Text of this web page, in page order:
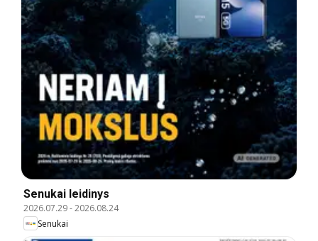
Senukai leidinys
2026.07.29-2026.08.24
Senukai